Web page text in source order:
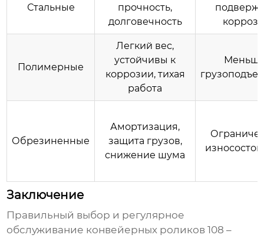
Стальные
прочность,
долговечность
Полимерные
Легкий вес,
устойчивы к
коррозии, тихая
работа
Обрезиненные
Амортизация,
защита грузов,
снижение шума
Заключение
Правильный выбор и регулярное
обслуживание конвейерных роликов 108 –